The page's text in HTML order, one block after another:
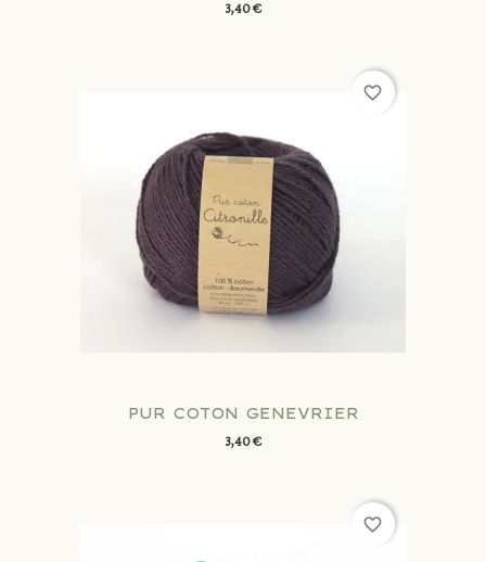
3,40 €
PUR COTON GENEVRIER
3,40 €
favorite_border
favorite_border